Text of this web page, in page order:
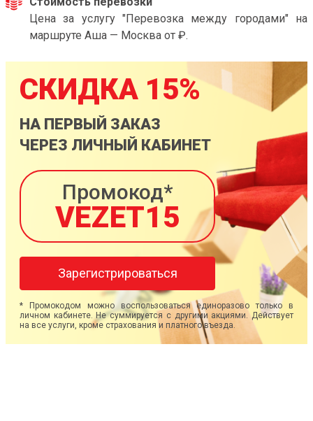
Цена за услугу "Перевозка между городами" на
маршруте Аша — Москва от ₽.
СКИДКА 15%
НА ПЕРВЫЙ ЗАКАЗ
ЧЕРЕЗ ЛИЧНЫЙ КАБИНЕТ
Промокод*
VEZET15
Зарегистрироваться
* Промокодом можно воспользоваться единоразово только в
личном кабинете. Не суммируется с другими акциями. Действует
на все услуги, кроме страхования и платного въезда.